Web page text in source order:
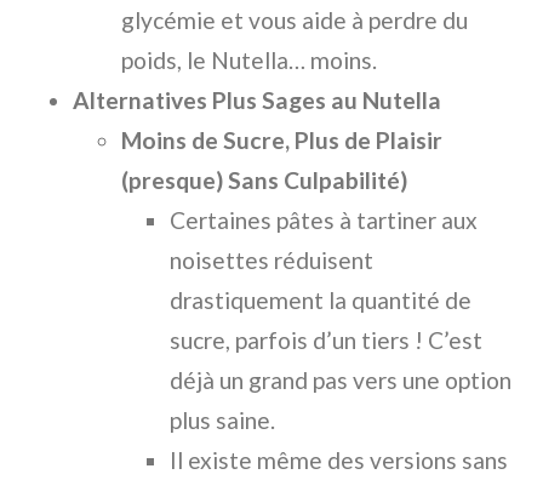
glycémie et vous aide à perdre du
poids, le Nutella… moins.
Alternatives Plus Sages au Nutella
Moins de Sucre, Plus de Plaisir
(presque) Sans Culpabilité)
Certaines pâtes à tartiner aux
noisettes réduisent
drastiquement la quantité de
sucre, parfois d’un tiers ! C’est
déjà un grand pas vers une option
plus saine.
Il existe même des versions sans